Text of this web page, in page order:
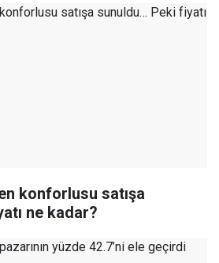
en konforlusu satışa
ne kadar?